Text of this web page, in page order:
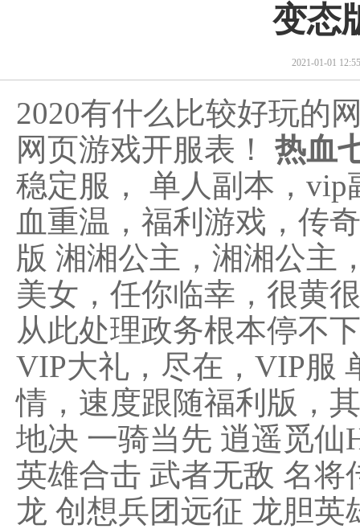
变态
2021-01-01
2020有什么比较好玩的
网页游戏开服表！ 热血
稳定服， 单人副本，vip
血重温，福利游戏，传
版 湘湘公主，湘湘公主
美女，任你临幸，很黄
从此处理政务根本停不
VIP大礼，尽在，VIP服
情，速度跟随福利版，
地决 一骑当先 逍遥觅仙
英雄合击 武者无敌 名将
龙 创想兵团远征 龙胆